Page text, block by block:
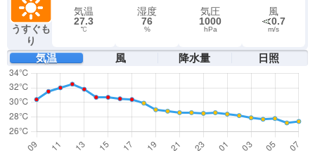
うすぐも
り
気温
27.3
℃
湿度
76
%
気圧
1000
hPa
風
0.7
m/s
気温 風 降水量 日照